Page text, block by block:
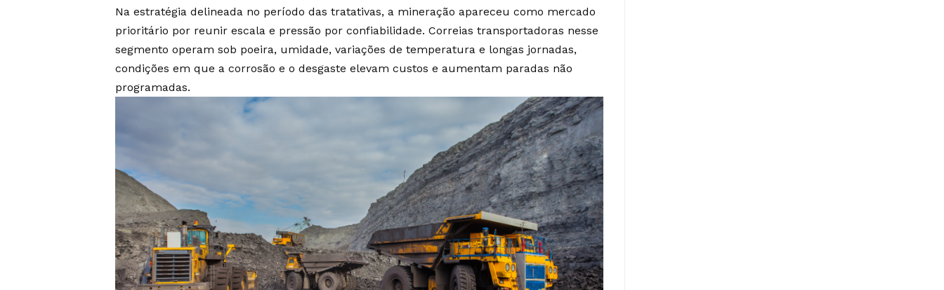
Na estratégia delineada no período das tratativas, a mineração apareceu como mercado
prioritário por reunir escala e pressão por confiabilidade. Correias transportadoras nesse
segmento operam sob poeira, umidade, variações de temperatura e longas jornadas,
condições em que a corrosão e o desgaste elevam custos e aumentam paradas não
programadas.